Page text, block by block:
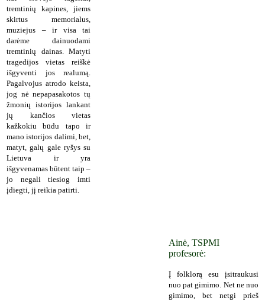
tremtinių kapines, jiems
skirtus memorialus,
muziejus – ir visa tai
darėme dainuodami
tremtinių dainas. Matyti
tragedijos vietas reiškė
išgyventi jos realumą.
Pagalvojus atrodo keista,
jog nė nepapasakotos tų
žmonių istorijos lankant
jų kančios vietas
kažkokiu būdu tapo ir
mano istorijos dalimi, bet,
matyt, galų gale ryšys su
Lietuva ir yra
išgyvenamas būtent taip –
jo negali tiesiog imti
įdiegti, jį reikia patirti.
Ainė, TSPMI
profesorė:
Į folklorą esu įsitraukusi
nuo pat gimimo. Net ne nuo
gimimo, bet netgi prieš